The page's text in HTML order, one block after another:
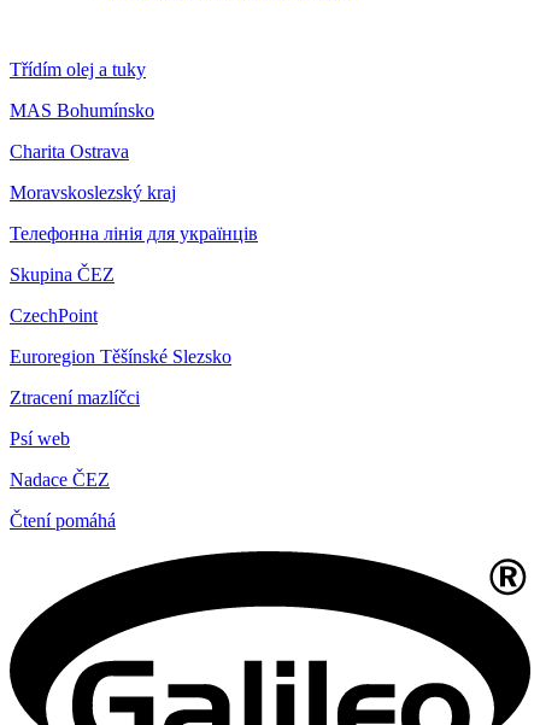
Třídím olej a tuky
MAS Bohumínsko
Charita Ostrava
Moravskoslezský kraj
Телефонна лінія для українців
Skupina ČEZ
CzechPoint
Euroregion Těšínské Slezsko
Ztracení mazlíčci
Psí web
Nadace ČEZ
Čtení pomáhá